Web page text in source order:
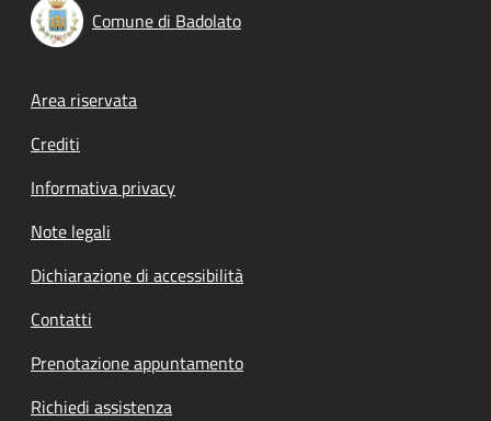
Comune di Badolato
Footer menu
Area riservata
Crediti
Informativa privacy
Note legali
Dichiarazione di accessibilità
Contatti
Prenotazione appuntamento
Richiedi assistenza